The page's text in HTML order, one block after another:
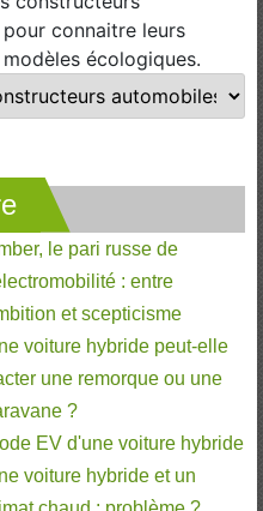
connaitre leurs
écologiques.
le pari russe de
: entre
et scepticisme
voiture hybride peut-elle
une remorque ou une
?
EV d'une voiture hybride
voiture hybride et un